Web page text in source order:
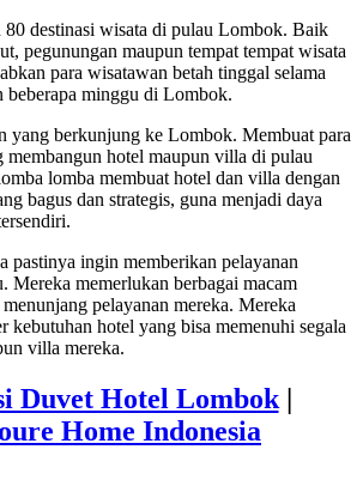
80 destinasi wisata di pulau Lombok. Baik
pegunungan maupun tempat tempat wisata
para wisatawan betah tinggal selama
beberapa minggu di Lombok.
yang berkunjung ke Lombok. Membuat para
membangun hotel maupun villa di pulau
lomba membuat hotel dan villa dengan
bagus dan strategis, guna menjadi daya
pastinya ingin memberikan pelayanan
Mereka memerlukan berbagai macam
pelayanan mereka. Mereka
kebutuhan hotel yang bisa memenuhi segala
villa mereka.
Duvet Hotel Lombok|
Home Indonesia